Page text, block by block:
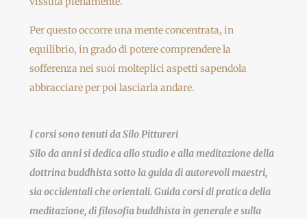
Per questo occorre una mente concentrata, in
equilibrio, in grado di potere comprendere la
sofferenza nei suoi molteplici aspetti sapendola
abbracciare per poi lasciarla andare.
I corsi sono tenuti da Silo Pittureri
Silo da anni si dedica allo studio e alla meditazione della
dottrina buddhista sotto la guida di autorevoli maestri,
sia occidentali che orientali. Guida corsi di pratica della
meditazione, di filosofia buddhista in generale e sulla